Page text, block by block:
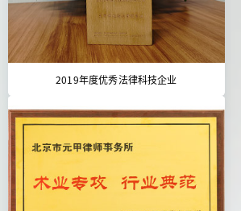
2019年度优秀法律科技企业